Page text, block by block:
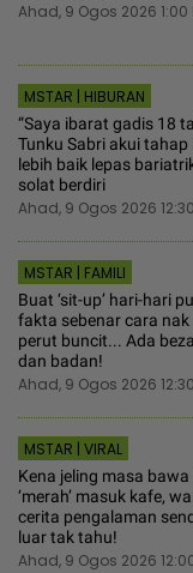
Ahad, 9 Ogos 2026 1:00
MSTAR | HIBURAN
“Saya ibarat gadis 18
Tunku Sabri akui tahap
lebih baik lepas
solat berdiri
Ahad, 9 Ogos 2026
MSTAR | FAMILI
Buat ‘sit-up’ hari-hari
fakta sebenar cara
perut buncit... Ada
dan badan!
Ahad, 9 Ogos 2026
MSTAR | VIRAL
Kena jeling masa
‘merah’ masuk kafe,
cerita pengalaman
luar tak tahu!
Ahad, 9 Ogos 2026